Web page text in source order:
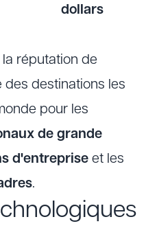
dollars
réputation de
des destinations les
pour les
de grande
d'entreprise et les
.